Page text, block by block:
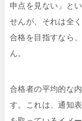
申点を見ない」と
せんが、それは全
合格を目指すなら
ん。
合格者の平均的な
す。これは、通知